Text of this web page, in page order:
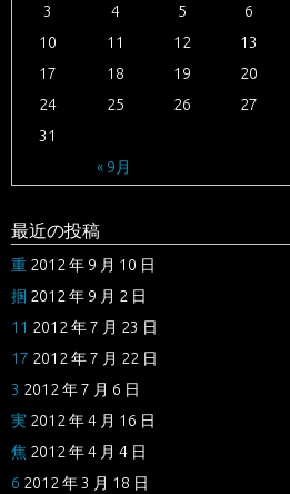
« 9月
3 4 5 6
10
11 12 13
17
18 19 20
24
25 26 27
31
最近の投稿
重 2012 年 9 月 10 日
掴 2012 年 9 月 2 日
11 2012 年 7 月 23 日
17 2012 年 7 月 22 日
3 2012 年 7 月 6 日
実 2012 年 4 月 16 日
焦 2012 年 4 月 4 日
6 2012 年 3 月 18 日